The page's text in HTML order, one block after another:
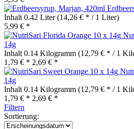
Inhalt 0.42 Liter(14,26 € * / 1 Liter)
5,99 € *
14g
Inhalt 0.14 Kilogramm (12,79 € * / 1
1,79 € * 2,69 € *
14g
Inhalt 0.14 Kilogramm (12,79 € * / 1
1,79 € * 2,69 € *
Filtern
Sortierung: